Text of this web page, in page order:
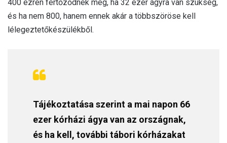
400 ezren fertőződnek meg, ha 32 ezer ágyra van szükség,
és ha nem 800, hanem ennek akár a többszöröse kell
lélegeztetőkészülékből.
Tájékoztatása szerint a mai napon 66
ezer kórházi ágya van az országnak,
és ha kell, további tábori kórházakat